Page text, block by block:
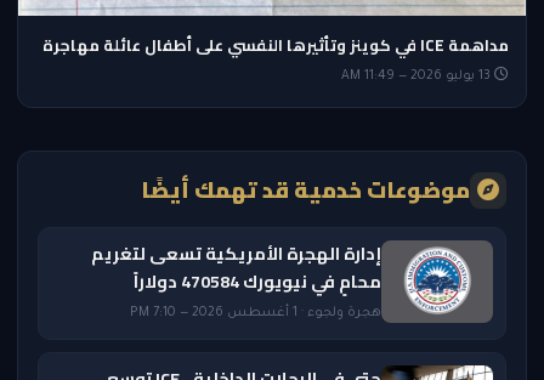
مداهمة ICE في كوينز وتأثيرها النفسي على أطفال عائلة مهاجرة
موضوعات خدمية قد تهمك أيضًا
إدارة الهجرة الأمريكية تسعى لتغريم
محامٍ في نيويورك 470584 دولاراً
هجرة ولجوء · 1 أغسطس 2026 — 7:10 PM